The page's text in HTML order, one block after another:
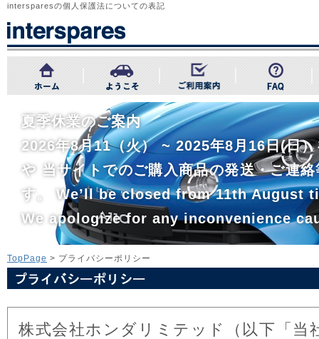
intersparesの個人保護法についての表記
夏季休業のご案内
2026年8月11（火） ~ 2025年8月16日(日
や 当サイトでのご購入商品の発送・ご連
す。 We’ll be closed from 11th August
We apologize for any inconvenience
TopPage > プライバシーポリシー
株式会社ホンダリミテッド（以下「当